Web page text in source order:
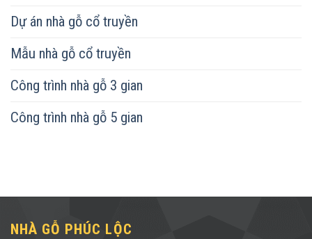
Dự án nhà gỗ cổ truyền
Mẫu nhà gỗ cổ truyền
Công trình nhà gỗ 3 gian
Công trình nhà gỗ 5 gian
NHÀ GỖ PHÚC LỘC